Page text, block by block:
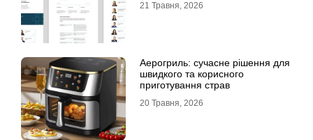
21 Травня, 2026
Аерогриль: сучасне рішення для
швидкого та корисного
приготування страв
20 Травня, 2026